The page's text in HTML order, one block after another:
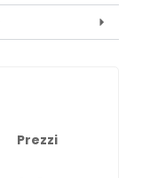
Prezzi